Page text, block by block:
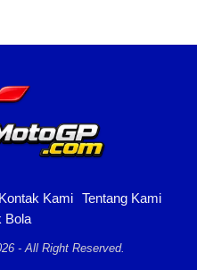
Kontak Kami
Tentang Kami
Bola
- All Right Reserved.